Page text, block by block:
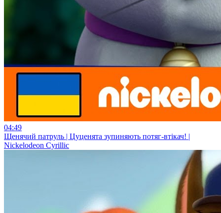
04:49
Щенячий патруль | Цуценята зупиняють потяг-втікач! |
Nickelodeon Cyrillic